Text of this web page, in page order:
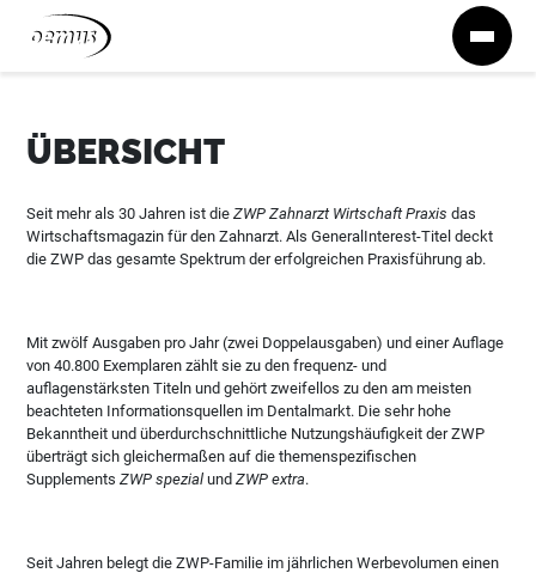
Zum Inhalt springen
ÜBERSICHT
Seit mehr als 30 Jahren ist dieZWP Zahnarzt Wirtschaft Praxis das
Wirtschaftsmagazin für den Zahnarzt. Als GeneralInterest-Titel deckt
die ZWP das gesamte Spektrum der erfolgreichen Praxisführung ab.
Mit zwölf Ausgaben pro Jahr (zwei Doppelausgaben) und einer Auflage
von 40.800 Exemplaren zählt sie zu den frequenz- und
auflagenstärksten Titeln und gehört zweifellos zu den am meisten
beachteten Informationsquellen im Dentalmarkt. Die sehr hohe
Bekanntheit und überdurchschnittliche Nutzungshäufigkeit der ZWP
überträgt sich gleichermaßen auf die themenspezifischen
SupplementsZWP spezial undZWP extra.
Seit Jahren belegt die ZWP-Familie im jährlichen Werbevolumen einen